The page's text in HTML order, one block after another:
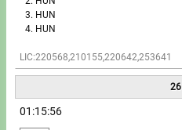
HUN
HUN
LIC:220568,210155,220642,253641
26
01:15:56